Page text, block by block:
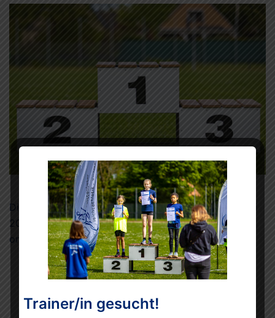
Die Fotos der offenen Kreismeisterschaften am 7. Mai
2023 in Halstenbek sind jetzt für unsere Mitglieder
online. 🙂
Zu den Fotos
Trainer/in gesucht!